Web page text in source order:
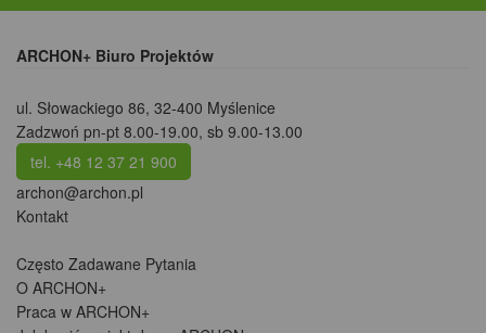
ARCHON+ Biuro Projektów
ul. Słowackiego 86, 32-400 Myślenice
Zadzwoń pn-pt 8.00-19.00, sb 9.00-13.00
tel. +48 12 37 21 900
archon@archon.pl
Kontakt
Często Zadawane Pytania
O ARCHON+
Praca w ARCHON+